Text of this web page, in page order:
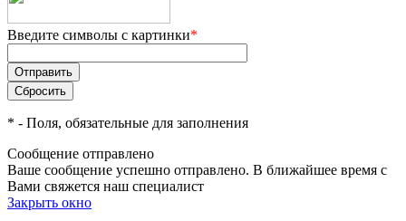
Введите символы с картинки*
* - Поля, обязательные для заполнения
Сообщение отправлено
Ваше сообщение успешно отправлено. В ближайшее время с
Вами свяжется наш специалист
Закрыть окно